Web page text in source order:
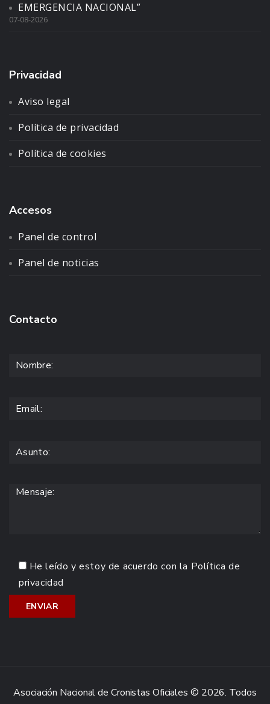
EMERGENCIA NACIONAL”
07-08-2026
Privacidad
Aviso legal
Política de privacidad
Política de cookies
Accesos
Panel de control
Panel de noticias
Contacto
He leído y estoy de acuerdo con la Política de
privacidad
Asociación Nacional de Cronistas Oficiales © 2026. Todos